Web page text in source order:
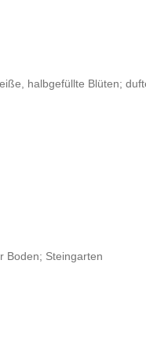
halbgefüllte Blüten;
Boden; Steingarten